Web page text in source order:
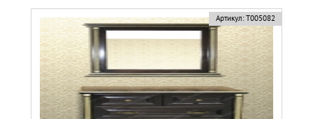
Артикул: Т005082